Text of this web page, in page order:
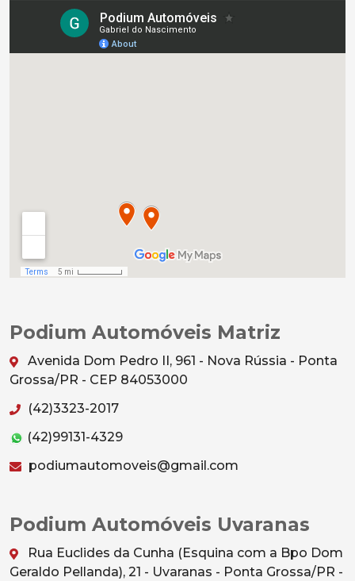
Podium Automóveis Matriz
Avenida Dom Pedro II, 961 - Nova Rússia - Ponta
Grossa/PR - CEP 84053000
(42)3323-2017
(42)99131-4329
podiumautomoveis@gmail.com
Podium Automóveis Uvaranas
Rua Euclides da Cunha (Esquina com a Bpo Dom
Geraldo Pellanda), 21 - Uvaranas - Ponta Grossa/PR -